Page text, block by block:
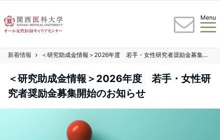
Menu
新着情報 ＜研究助成金情報＞2026年度 若手・女性研究者奨励金募集開始のお知らせ
＜研究助成金情報＞2026年度 若手・女性研
究者奨励金募集開始のお知らせ